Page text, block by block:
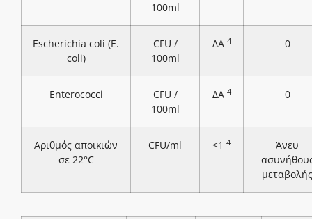
100ml
Escherichia coli (E.
coli)
CFU /
100ml
ΔΑ 4 0
Enterococci
CFU /
100ml
ΔΑ 4 0
Αριθμός αποικιών
σε 22°C
CFU/ml <1 4
Άνευ
μεταβολής